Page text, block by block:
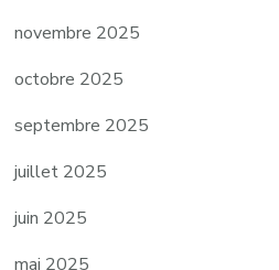
novembre 2025
octobre 2025
septembre 2025
juillet 2025
juin 2025
mai 2025